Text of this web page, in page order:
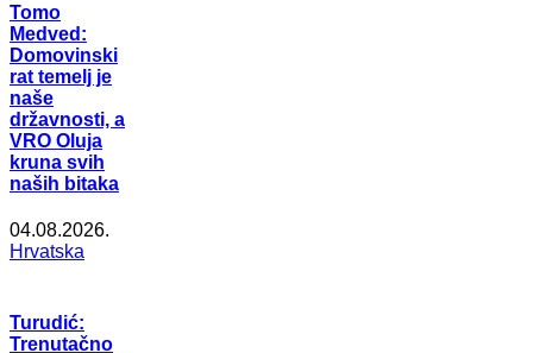
Tomo
Medved:
Domovinski
rat temelj je
naše
državnosti, a
VRO Oluja
kruna svih
naših bitaka
04.08.2026.
Hrvatska
Turudić:
Trenutačno